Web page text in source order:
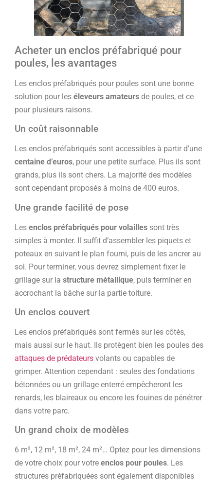
Acheter un enclos préfabriqué pour
poules, les avantages
Les enclos préfabriqués pour poules sont une bonne
solution pour les éleveurs amateurs de poules, et ce
pour plusieurs raisons.
Un coût raisonnable
Les enclos préfabriqués sont accessibles à partir d’une
centaine d’euros, pour une petite surface. Plus ils sont
grands, plus ils sont chers. La majorité des modèles
sont cependant proposés à moins de 400 euros.
Une grande facilité de pose
Les enclos préfabriqués pour volailles sont très
simples à monter. Il suffit d’assembler les piquets et
poteaux en suivant le plan fourni, puis de les ancrer au
sol. Pour terminer, vous devrez simplement fixer le
grillage sur la structure métallique, puis terminer en
accrochant la bâche sur la partie toiture.
Un enclos couvert
Les enclos préfabriqués sont fermés sur les côtés,
mais aussi sur le haut. Ils protègent bien les poules des
attaques de prédateurs volants ou capables de
grimper. Attention cependant : seules des fondations
bétonnées ou un grillage enterré empêcheront les
renards, les blaireaux ou encore les fouines de pénétrer
dans votre parc.
Un grand choix de modèles
6 m², 12 m², 18 m², 24 m²… Optez pour les dimensions
de votre choix pour votre enclos pour poules. Les
structures préfabriquées sont également disponibles